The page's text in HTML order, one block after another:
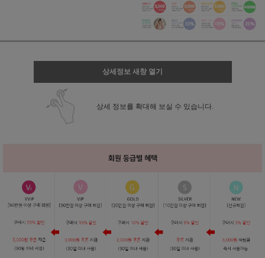
상세정보 새창 열기
상세 정보를 확대해 보실 수 있습니다.